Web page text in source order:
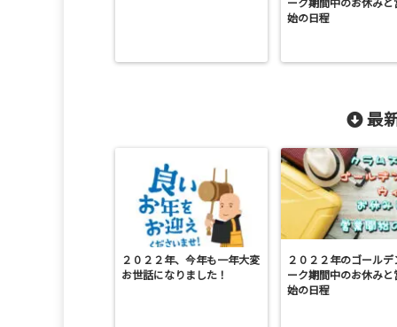
ーク期間中のお休みと
始の日程
最
２０２２年、今年も一年大変
お世話になりました！
２０２２年のゴールデ
ーク期間中のお休みと
始の日程